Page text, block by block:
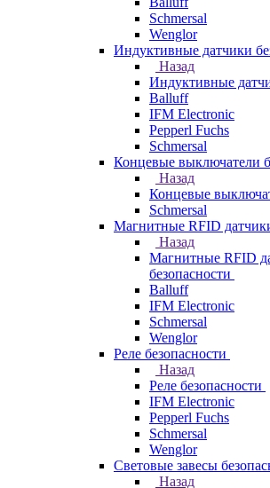
Schmersal
Wenglor
Индуктивные датчики
Назад
Индуктивные
Balluff
IFM Electronic
Pepperl Fuchs
Schmersal
Концевые выключатели
Назад
Концевые
Schmersal
Магнитные RFID
Назад
Магнитные RFID
безопасности
Balluff
IFM Electronic
Schmersal
Wenglor
Реле безопасности
Назад
Реле безопасности
IFM Electronic
Pepperl Fuchs
Schmersal
Wenglor
Световые завесы
Назад